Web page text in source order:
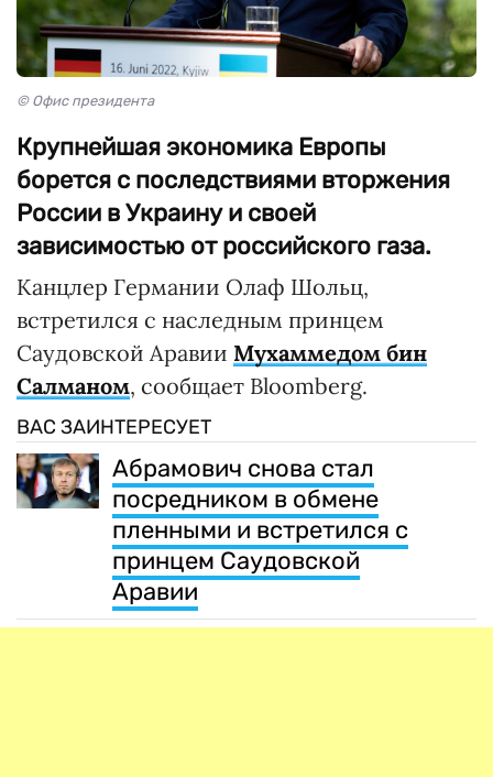
© Офис президента
Крупнейшая экономика Европы
борется с последствиями вторжения
России в Украину и своей
зависимостью от российского газа.
Канцлер Германии Олаф Шольц,
встретился с наследным принцем
Саудовской Аравии Мухаммедом бин
Салманом, сообщает Bloomberg.
ВАС ЗАИНТЕРЕСУЕТ
Абрамович снова стал
посредником в обмене
пленными и встретился с
принцем Саудовской
Аравии